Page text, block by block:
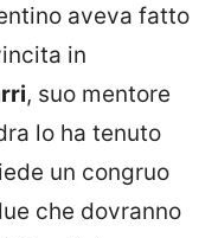
aveva fatto
in
, suo mentore
lo ha tenuto
un congruo
che dovranno